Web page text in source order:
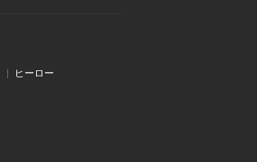
ヒーロー